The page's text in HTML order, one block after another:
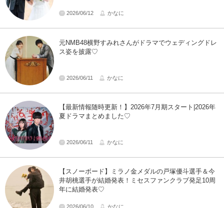
2026/06/12 かなに
元NMB48横野すみれさんがドラマでウェディングドレ
ス姿を披露♡
2026/06/11 かなに
【最新情報随時更新！】2026年7月期スタート|2026年
夏ドラマまとめました♡
2026/06/11 かなに
【スノーボード】ミラノ金メダルの戸塚優斗選手＆今
井胡桃選手が結婚発表！ミセスファンクラブ発足10周
年に結婚発表♡
2026/06/10 かなに